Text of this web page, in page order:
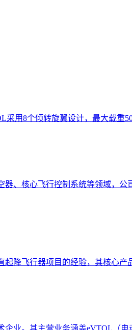
用8个倾转旋翼设计，最大载重
、核心飞行控制系统等领域，
降飞行器项目的经验，其核心产
业。其主营业务涵盖eVTOL（